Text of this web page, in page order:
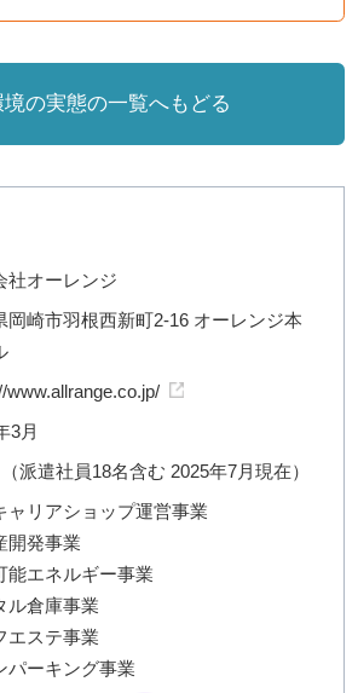
の実態の一覧へもどる
社オーレンジ
岡崎市羽根西新町2-16 オーレンジ本
www.allrange.co.jp/
3月
派遣社員18名含む 2025年7月現在）
ャリアショップ運営事業
開発事業
能エネルギー事業
ル倉庫事業
エステ事業
パーキング事業